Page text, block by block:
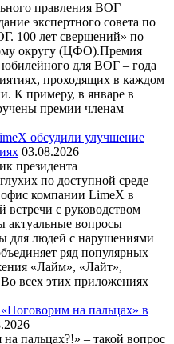
правления ВОГ
экспертного совета по
100 лет свершений» по
округу (ЦФО).Премия
юбилейного для ВОГ – года
проходящих в каждом
К примеру, в январе в
премии членам
обсудили улучшение
03.08.2026
президента
по доступной среде
компании LimeX в
встречи с руководством
актуальные вопросы
для людей с нарушениями
ряд популярных
«Лайм», «Лайт»,
всех этих приложениях
на пальцах» в
на пальцах?!» – такой вопрос